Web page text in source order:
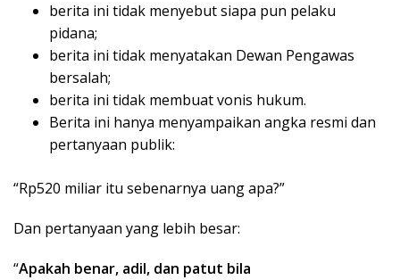
berita ini tidak menyebut siapa pun pelaku
pidana;
berita ini tidak menyatakan Dewan Pengawas
bersalah;
berita ini tidak membuat vonis hukum.
Berita ini hanya menyampaikan angka resmi dan
pertanyaan publik:
“Rp520 miliar itu sebenarnya uang apa?”
Dan pertanyaan yang lebih besar:
“Apakah benar, adil, dan patut bila